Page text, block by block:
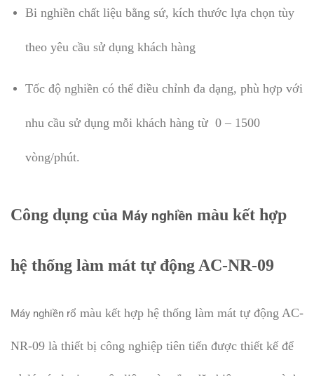
Bi nghiền chất liệu bằng sứ, kích thước lựa chọn tùy
theo yêu cầu sử dụng khách hàng
Tốc độ nghiền có thể điều chỉnh đa dạng, phù hợp với
nhu cầu sử dụng mỗi khách hàng từ 0 – 1500
vòng/phút.
Công dụng của Máy nghiền màu kết hợp
hệ thống làm mát tự động AC-NR-09
Máy nghiền rổ màu kết hợp hệ thống làm mát tự động AC-
NR-09 là thiết bị công nghiệp tiên tiến được thiết kế để